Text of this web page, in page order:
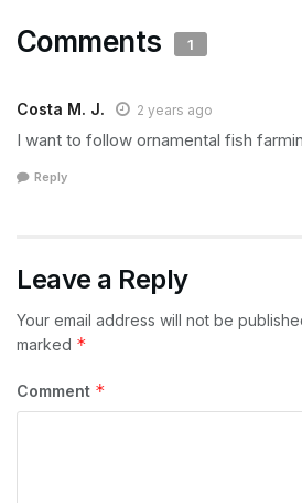
Comments 1
Costa M. J. 2 years ago
I want to follow ornamental fish
Reply
Leave a Reply
Your email address will not be
marked *
Comment *